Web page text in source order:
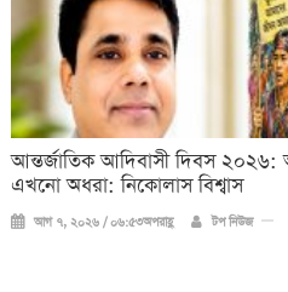
আন্তর্জাতিক আদিবাসী দিবস ২০২৬:
এখনো অধরা: নিকোলাস বিশ্বাস
আগ ৭, ২০২৬ / ০৬:৫৩অপরাহ্ণ টপ নিউজ